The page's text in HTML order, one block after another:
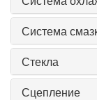
Система
Стекла
Сцепление